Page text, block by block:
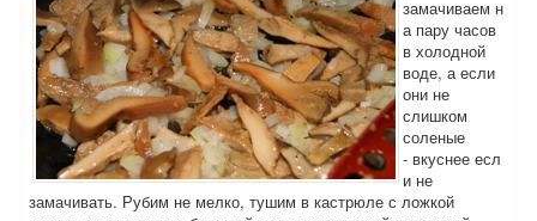
замачиваем н
а пару часов
в холодной
воде, а если
они не
слишком
соленые
- вкуснее есл
и не
замачивать. Рубим не мелко, тушим в кастрюле с ложкой